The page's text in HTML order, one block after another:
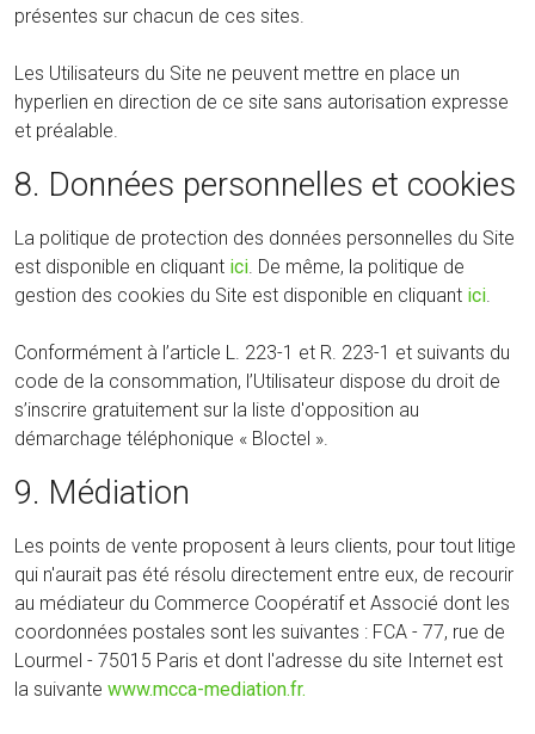
présentes sur chacun de ces sites.
Les Utilisateurs du Site ne peuvent mettre en place un
hyperlien en direction de ce site sans autorisation expresse
et préalable.
8. Données personnelles et cookies
La politique de protection des données personnelles du Site
est disponible en cliquant ici . De même, la politique de
gestion des cookies du Site est disponible en cliquant ici
Conformément à l’article L. 223-1 et R. 223-1 et suivants du
code de la consommation, l’Utilisateur dispose du droit de
s’inscrire gratuitement sur la liste d'opposition au
démarchage téléphonique « Bloctel ».
9. Médiation
Les points de vente proposent à leurs clients, pour tout litige
qui n'aurait pas été résolu directement entre eux, de recourir
au médiateur du Commerce Coopératif et Associé dont les
coordonnées postales sont les suivantes : FCA - 77, rue de
Lourmel - 75015 Paris et dont l'adresse du site Internet est
la suivante www.mcca-mediation.fr.